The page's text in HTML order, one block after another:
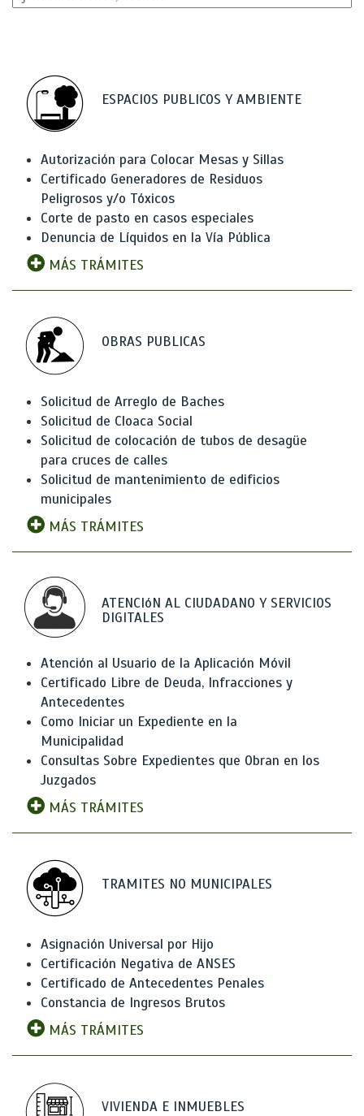
ESPACIOS PUBLICOS Y AMBIENTE
Autorización para Colocar Mesas y Sillas
Certificado Generadores de Residuos
Peligrosos y/o Tóxicos
Corte de pasto en casos especiales
Denuncia de Líquidos en la Vía Pública
MÁS TRÁMITES
OBRAS PUBLICAS
Solicitud de Arreglo de Baches
Solicitud de Cloaca Social
Solicitud de colocación de tubos de desagüe
para cruces de calles
Solicitud de mantenimiento de edificios
municipales
MÁS TRÁMITES
ATENCIóN AL CIUDADANO Y SERVICIOS
DIGITALES
Atención al Usuario de la Aplicación Móvil
Certificado Libre de Deuda, Infracciones y
Antecedentes
Como Iniciar un Expediente en la
Municipalidad
Consultas Sobre Expedientes que Obran en los
Juzgados
MÁS TRÁMITES
TRAMITES NO MUNICIPALES
Asignación Universal por Hijo
Certificación Negativa de ANSES
Certificado de Antecedentes Penales
Constancia de Ingresos Brutos
MÁS TRÁMITES
VIVIENDA E INMUEBLES